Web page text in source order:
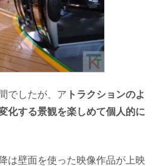
でしたが、ア トラクションのよ
化する景観を楽しめて個人的に
は壁面を使った映像作品が上映